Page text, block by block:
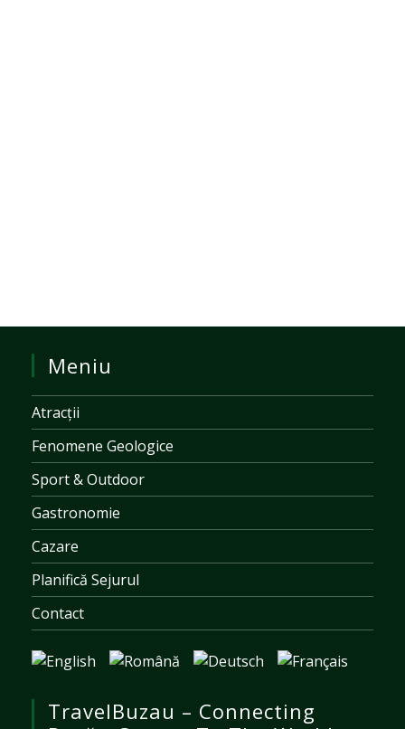
Meniu
Atracții
Fenomene Geologice
Sport & Outdoor
Gastronomie
Cazare
Planifică Sejurul
Contact
TravelBuzau – Connecting